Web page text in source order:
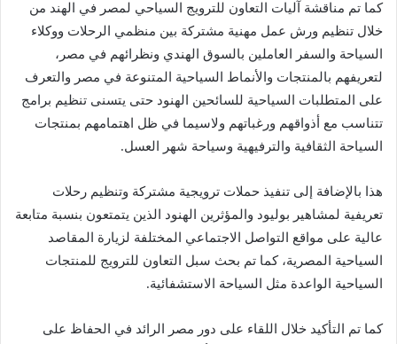
كما تم مناقشة آليات التعاون للترويج السياحي لمصر في الهند من
خلال تنظيم ورش عمل مهنية مشتركة بين منظمي الرحلات ووكلاء
السياحة والسفر العاملين بالسوق الهندي ونظرائهم في مصر،
لتعريفهم بالمنتجات والأنماط السياحية المتنوعة في مصر والتعرف
على المتطلبات السياحية للسائحين الهنود حتى يتسنى تنظيم برامج
تتناسب مع أذواقهم ورغباتهم ولاسيما في ظل اهتمامهم بمنتجات
السياحة الثقافية والترفيهية وسياحة شهر العسل.
هذا بالإضافة إلى تنفيذ حملات ترويجية مشتركة وتنظيم رحلات
تعريفية لمشاهير بوليود والمؤثرين الهنود الذين يتمتعون بنسبة متابعة
عالية على مواقع التواصل الاجتماعي المختلفة لزيارة المقاصد
السياحية المصرية، كما تم بحث سبل التعاون للترويج للمنتجات
السياحية الواعدة مثل السياحة الاستشفائية.
كما تم التأكيد خلال اللقاء على دور مصر الرائد في الحفاظ على